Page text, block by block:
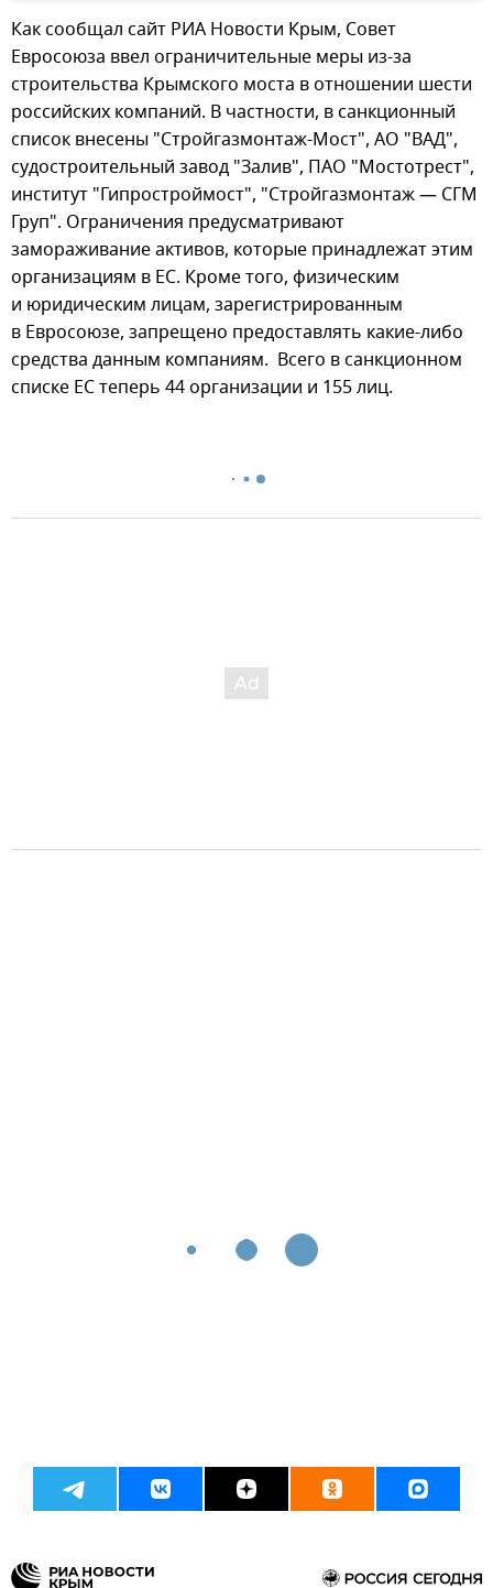
Как сообщал сайт РИА Новости Крым, Совет
Евросоюза ввел ограничительные меры из-за
строительства Крымского моста в отношении шести
российских компаний. В частности, в санкционный
список внесены "Стройгазмонтаж-Мост", АО "ВАД",
судостроительный завод "Залив", ПАО "Мостотрест",
институт "Гипростроймост", "Стройгазмонтаж — СГМ
Груп". Ограничения предусматривают
замораживание активов, которые принадлежат этим
организациям в ЕС. Кроме того, физическим
и юридическим лицам, зарегистрированным
в Евросоюзе, запрещено предоставлять какие-либо
средства данным компаниям. Всего в санкционном
списке ЕС теперь 44 организации и 155 лиц.